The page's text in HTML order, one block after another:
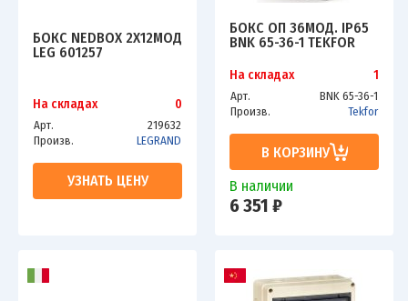
БОКС NEDBOX 2Х12МОД
LEG 601257
На складах 0
Арт.
219632
Произв.
LEGRAND
УЗНАТЬ ЦЕНУ
БОКС ОП 36МОД. IP65
BNK 65-36-1 TEKFOR
На складах 1
Арт.
BNK 65-36-1
Произв.
Tekfor
В КОРЗИНУ
В наличии
6 351 ₽